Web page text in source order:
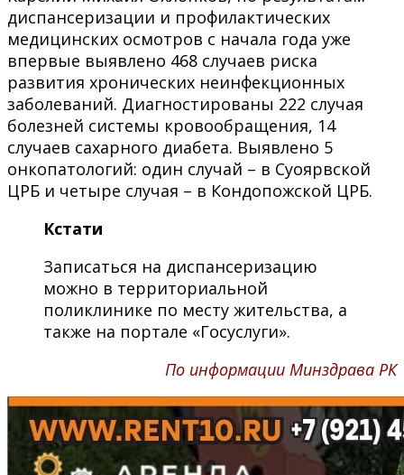
диспансеризации и профилактических
медицинских осмотров с начала года уже
впервые выявлено 468 случаев риска
развития хронических неинфекционных
заболеваний. Диагностированы 222 случая
болезней системы кровообращения, 14
случаев сахарного диабета. Выявлено 5
онкопатологий: один случай – в Суоярвской
ЦРБ и четыре случая – в Кондопожской ЦРБ.
Кстати
Записаться на диспансеризацию
можно в территориальной
поликлинике по месту жительства, а
также на портале «Госуслуги».
По информации Минздрава РК